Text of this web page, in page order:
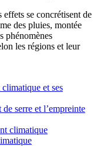
effets se concrétisent de
des pluies, montée
phénomènes
les régions et leur
et ses
serre et l’empreinte
climatique